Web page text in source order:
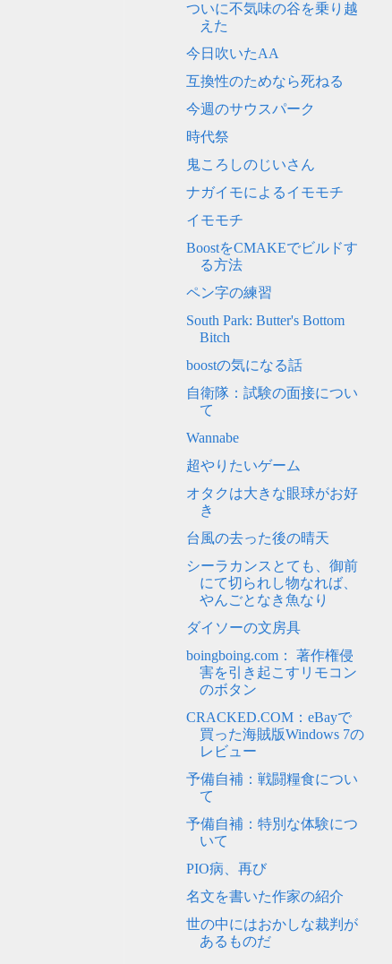
ついに不気味の谷を乗り越
えた
今日吹いたAA
互換性のためなら死ねる
今週のサウスパーク
時代祭
鬼ころしのじいさん
ナガイモによるイモモチ
イモモチ
BoostをCMAKEでビルドす
る方法
ペン字の練習
South Park: Butter's Bottom
Bitch
boostの気になる話
自衛隊：試験の面接につい
て
Wannabe
超やりたいゲーム
オタクは大きな眼球がお好
き
台風の去った後の晴天
シーラカンスとても、御前
にて切られし物なれば、
やんごとなき魚なり
ダイソーの文房具
boingboing.com： 著作権侵
害を引き起こすリモコン
のボタン
CRACKED.COM：eBayで
買った海賊版Windows 7の
レビュー
予備自補：戦闘糧食につい
て
予備自補：特別な体験につ
いて
PIO病、再び
名文を書いた作家の紹介
世の中にはおかしな裁判が
あるものだ